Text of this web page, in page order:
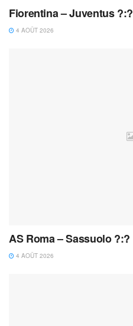
Fiorentina – Juventus ?:?
4 AOÛT 2026
AS Roma – Sassuolo ?:?
4 AOÛT 2026